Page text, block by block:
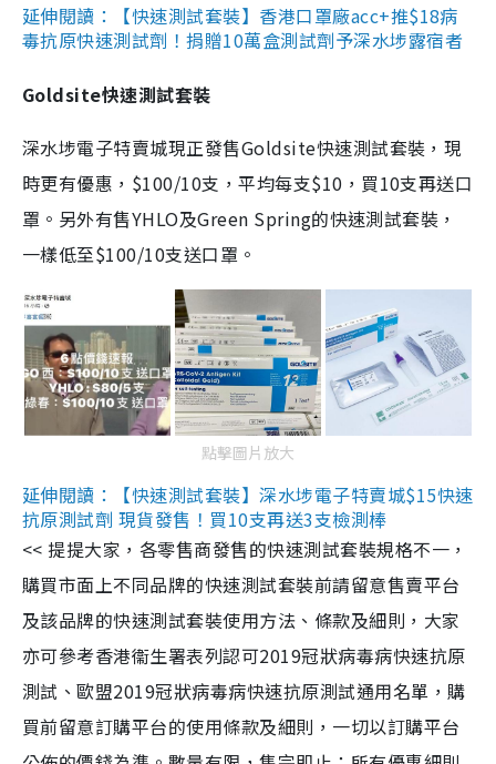
延伸閱讀：【快速測試套裝】香港口罩廠acc+推$18病
毒抗原快速測試劑！捐贈10萬盒測試劑予深水埗露宿者
Goldsite快速測試套裝
深水埗電子特賣城現正發售Goldsite快速測試套裝，現
時更有優惠，$100/10支，平均每支$10，買10支再送口
罩。另外有售YHLO及Green Spring的快速測試套裝，
一樣低至$100/10支送口罩。
點擊圖片放大
延伸閱讀：【快速測試套裝】深水埗電子特賣城$15快速
抗原測試劑 現貨發售！買10支再送3支檢測棒
<< 提提大家，各零售商發售的快速測試套裝規格不一，
購買市面上不同品牌的快速測試套裝前請留意售賣平台
及該品牌的快速測試套裝使用方法、條款及細則，大家
亦可參考香港衞生署表列認可2019冠狀病毒病快速抗原
測試、歐盟2019冠狀病毒病快速抗原測試通用名單，購
買前留意訂購平台的使用條款及細則，一切以訂購平台